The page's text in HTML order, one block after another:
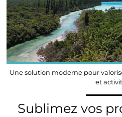
Une solution moderne pour
et
Sublimez vos